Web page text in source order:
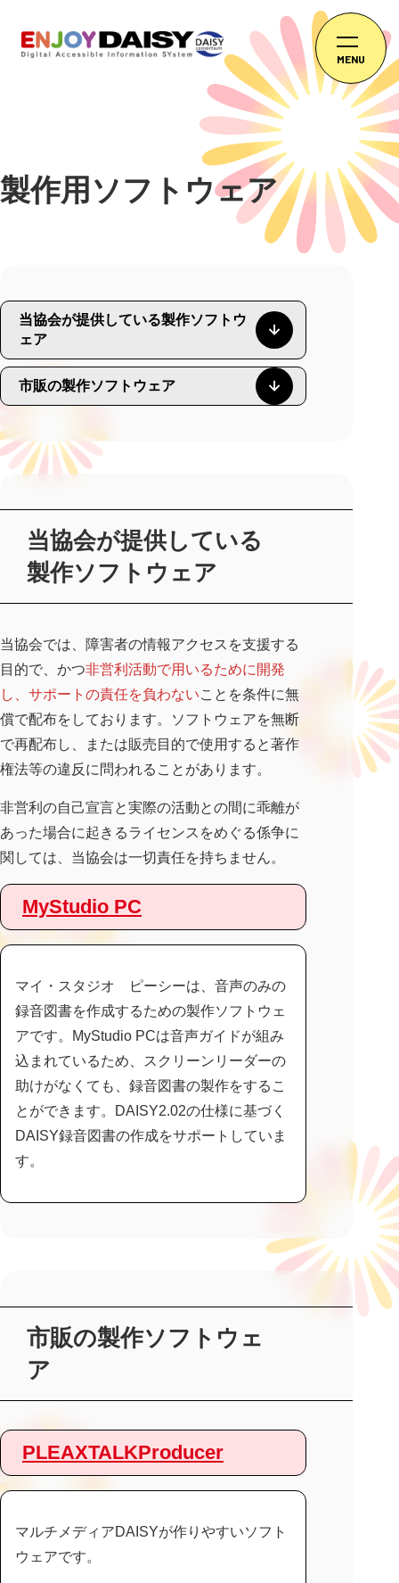
MENU
製作用ソフトウェア
当協会が提供している製作ソフトウ
ェア
市販の製作ソフトウェア
当協会が提供している
製作ソフトウェア
当協会では、障害者の情報アクセスを支援する
目的で、かつ非営利活動で用いるために開発
し、サポートの責任を負わないことを条件に無
償で配布をしております。ソフトウェアを無断
で再配布し、または販売目的で使用すると著作
権法等の違反に問われることがあります。
非営利の自己宣言と実際の活動との間に乖離が
あった場合に起きるライセンスをめぐる係争に
関しては、当協会は一切責任を持ちません。
MyStudio PC
マイ・スタジオ ピーシーは、音声のみの
録音図書を作成するための製作ソフトウェ
アです。MyStudio PCは音声ガイドが組み
込まれているため、スクリーンリーダーの
助けがなくても、録音図書の製作をするこ
とができます。DAISY2.02の仕様に基づく
DAISY録音図書の作成をサポートしていま
す。
市販の製作ソフトウェ
ア
PLEAXTALKProducer
マルチメディアDAISYが作りやすいソフト
ウェアです。